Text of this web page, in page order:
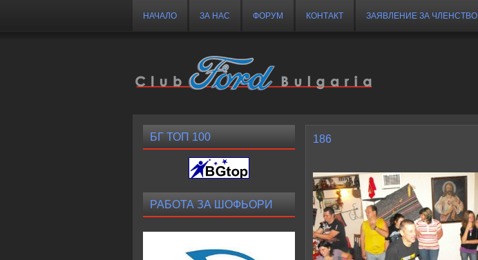
НАЧАЛО ЗА НАС ФОРУМ КОНТАКТ ЗАЯВЛЕНИЕ ЗА ЧЛЕНСТВО
186
БГ ТОП 100
РАБОТА ЗА ШОФЬОРИ